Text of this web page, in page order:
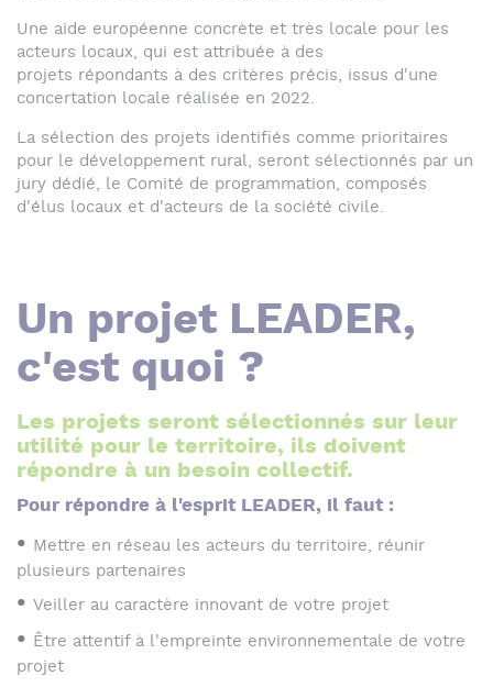
Une aide européenne concrète et très locale pour les
acteurs locaux, qui est attribuée à des
projets répondants à des critères précis, issus d'une
concertation locale réalisée en 2022.
La sélection des projets identifiés comme prioritaires
pour le développement rural, seront sélectionnés par un
jury dédié, le Comité de programmation, composés
d'élus locaux et d'acteurs de la société civile.
Un projet LEADER,
c'est quoi ?
Les projets seront sélectionnés sur leur
utilité pour le territoire, ils doivent
répondre à un besoin collectif.
Pour répondre à l'esprit LEADER, il faut :
Mettre en réseau les acteurs du territoire, réunir
plusieurs partenaires
Veiller au caractère innovant de votre projet
Être attentif à l'empreinte environnementale de votre
projet